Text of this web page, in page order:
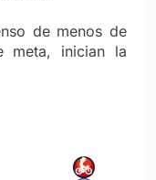
de menos de
inician la